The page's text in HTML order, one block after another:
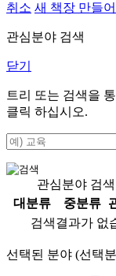
취소 새 책장 만들어
관심분야 검색
닫기
트리 또는 검색을
클릭 하십시오.
관심분야 검
대분류
중분류
검색결과가 없
선택된 분야 (선택